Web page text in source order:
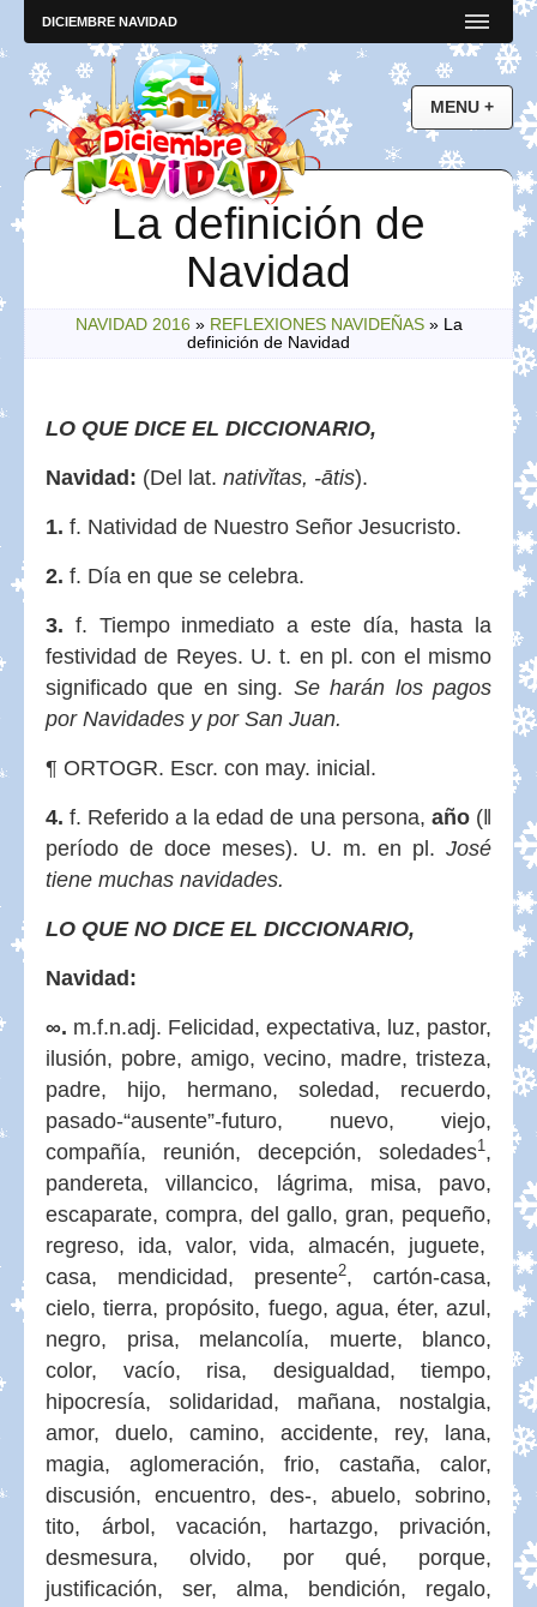
DICIEMBRE NAVIDAD
La definición de
Navidad
NAVIDAD 2016 » REFLEXIONES NAVIDEÑAS» La
definición de Navidad
LO QUE DICE EL DICCIONARIO,
Navidad: (Del lat. nativĭtas, -ātis).
1. f. Natividad de Nuestro Señor Jesucristo.
2. f. Día en que se celebra.
3. f. Tiempo inmediato a este día, hasta la
festividad de Reyes. U. t. en pl. con el mismo
significado que en sing. Se harán los pagos
por Navidades y por San Juan.
¶ ORTOGR. Escr. con may. inicial.
4. f. Referido a la edad de una persona, año (‖
período de doce meses). U. m. en pl. José
tiene muchas navidades.
LO QUE NO DICE EL DICCIONARIO,
Navidad:
∞. m.f.n.adj. Felicidad, expectativa, luz, pastor,
ilusión, pobre, amigo, vecino, madre, tristeza,
padre, hijo, hermano, soledad, recuerdo,
pasado-“ausente”-futuro, nuevo, viejo,
compañía, reunión, decepción, soledades1,
pandereta, villancico, lágrima, misa, pavo,
escaparate, compra, del gallo, gran, pequeño,
regreso, ida, valor, vida, almacén, juguete,
casa, mendicidad, presente2, cartón-casa,
cielo, tierra, propósito, fuego, agua, éter, azul,
negro, prisa, melancolía, muerte, blanco,
color, vacío, risa, desigualdad, tiempo,
hipocresía, solidaridad, mañana, nostalgia,
amor, duelo, camino, accidente, rey, lana,
magia, aglomeración, frio, castaña, calor,
discusión, encuentro, des-, abuelo, sobrino,
tito, árbol, vacación, hartazgo, privación,
desmesura, olvido, por qué, porque,
justificación, ser, alma, bendición, regalo,